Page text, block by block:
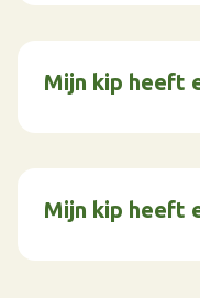
Mijn kip heeft
Mijn kip heeft